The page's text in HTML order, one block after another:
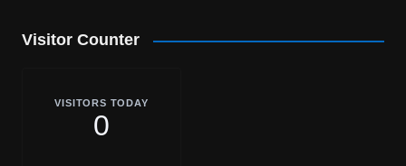
Visitor Counter
VISITORS TODAY
0